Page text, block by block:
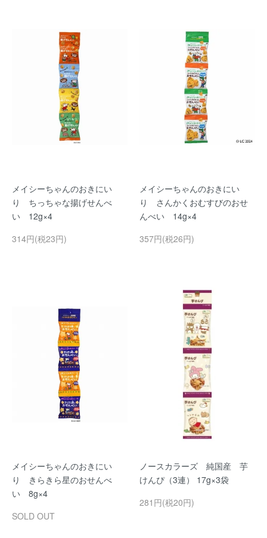
メイシーちゃんのおきにい
り ちっちゃな揚げせんべ
い 12g×4
314円(税23円)
メイシーちゃんのおきにい
り さんかくおむすびのおせ
んべい 14g×4
357円(税26円)
メイシーちゃんのおきにい
り きらきら星のおせんべ
い 8g×4
SOLD OUT
ノースカラーズ 純国産 芋
けんぴ（3連） 17g×3袋
281円(税20円)